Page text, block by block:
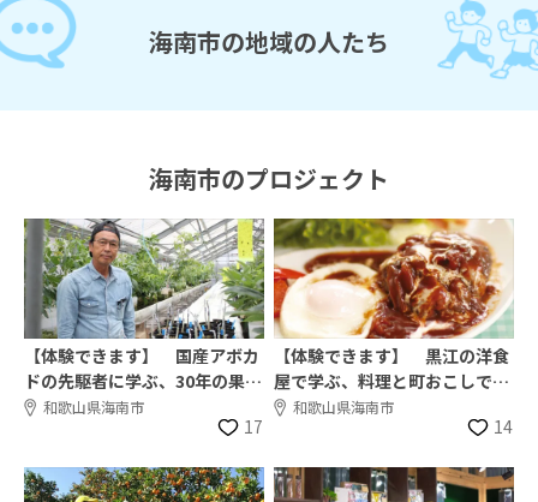
海南市の地域の人たち
海南市のプロジェクト
【体験できます】 国産アボカ
ドの先駆者に学ぶ、30年の果樹
農業と複合栽培
和歌山県海南市
17
【体験できます】 黒江の洋食
屋で学ぶ、料理と町おこしで地
域をつなぐ仕事
和歌山県海南市
14